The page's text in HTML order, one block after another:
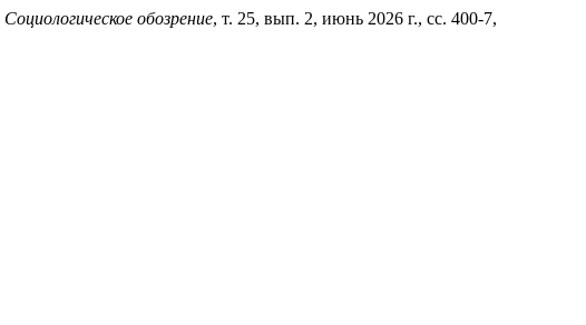
Социологическое обозрение, т. 25, вып. 2, июнь 2026 г., сс. 400-7,